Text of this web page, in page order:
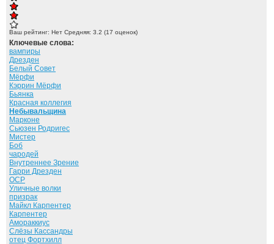
Ваш рейтинг: Нет Средняя: 3.2 (17 оценок)
Ключевые слова:
вампиры
Дрезден
Белый Совет
Мёрфи
Кэррин Мёрфи
Бьянка
Красная коллегия
Небывальщина
Марконе
Сьюзен Родригес
Мистер
Боб
чародей
Внутреннее Зрение
Гарри Дрезден
ОСР
Уличные волки
призрак
Майкл Карпентер
Карпентер
Амораккиус
Слёзы Кассандры
отец Фортхилл